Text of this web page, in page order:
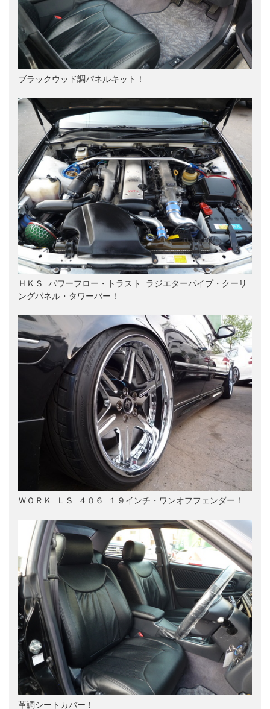
ブラックウッド調パネルキット！
ＨＫＳ パワーフロー・トラスト ラジエターパイプ・クーリ
ングパネル・タワーバー！
ＷＯＲＫ ＬＳ ４０６ １９インチ・ワンオフフェンダー！
革調シートカバー！